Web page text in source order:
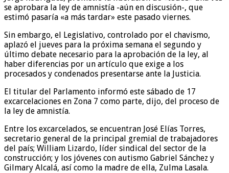
se aprobara la ley de amnistía -aún en discusión-, que
estimó pasaría «a más tardar» este pasado viernes.
Sin embargo, el Legislativo, controlado por el chavismo,
aplazó el jueves para la próxima semana el segundo y
último debate necesario para la aprobación de la ley, al
haber diferencias por un artículo que exige a los
procesados y condenados presentarse ante la Justicia.
El titular del Parlamento informó este sábado de 17
excarcelaciones en Zona 7 como parte, dijo, del proceso de
la ley de amnistía.
Entre los excarcelados, se encuentran José Elías Torres,
secretario general de la principal gremial de trabajadores
del país; William Lizardo, líder sindical del sector de la
construcción; y los jóvenes con autismo Gabriel Sánchez y
Gilmary Alcalá, así como la madre de ella, Zulma Lasala.